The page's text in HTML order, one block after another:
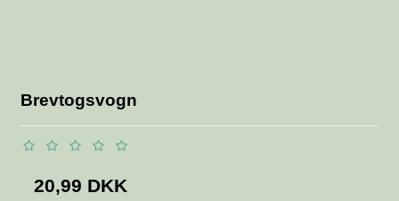
Brevtogsvogn
20,99 DKK